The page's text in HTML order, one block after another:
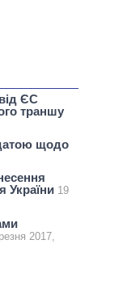
ЄС
траншу
щодо
України 19
2017,